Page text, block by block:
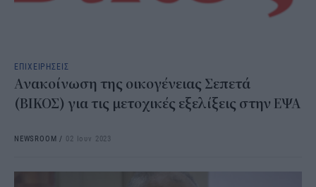
ΕΠΙΧΕΙΡΗΣΕΙΣ
Ανακοίνωση της οικογένειας Σεπετά
(ΒΙΚΟΣ) για τις μετοχικές εξελίξεις στην ΕΨΑ
NEWSROOM / 02 Ιουν 2023